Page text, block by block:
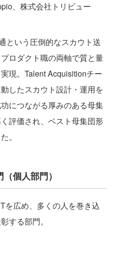
、株式会社トリビュー
という圧倒的なスカウト送
ロダクト職の両軸で質と量
現。Talent Acquisitionチー
したスカウト設計・運用を
につながる厚みのある母集
評価され、ベスト母集団形
。
個人部門）
広め、多くの人を巻き込
する部門。